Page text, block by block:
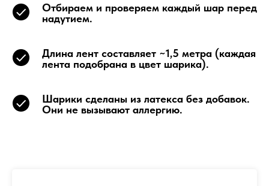
Отбираем и проверяем каждый шар перед
надутием.
Длина лент составляет ~1,5 метра (каждая
лента подобрана в цвет шарика).
Шарики сделаны из латекса без добавок.
Они не вызывают аллергию.